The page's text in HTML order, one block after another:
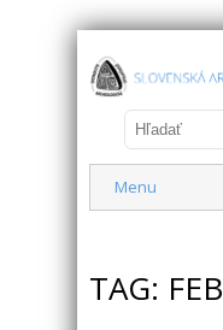
Menu
TAG: FEB